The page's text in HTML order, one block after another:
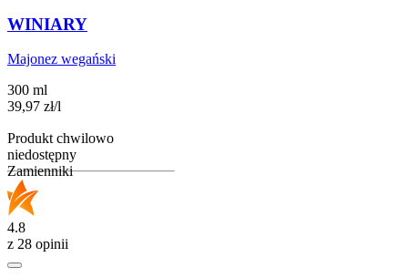
WINIARY
Majonez wegański
300 ml
39,97 zł/l
Produkt chwilowo
niedostępny
Zamienniki
4.8
z 28 opinii